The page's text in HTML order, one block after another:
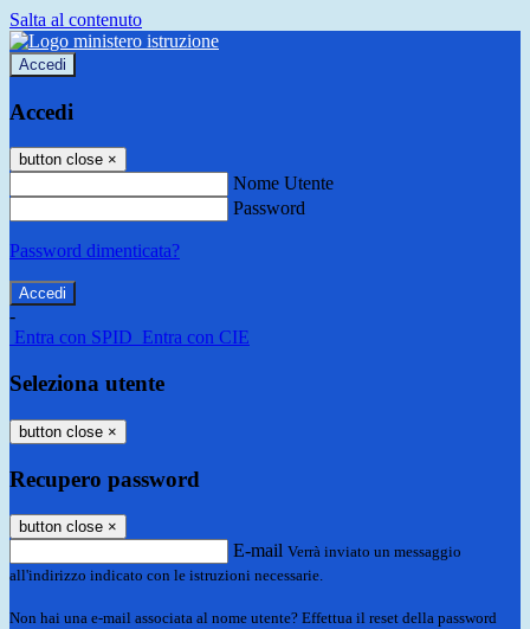
Salta al contenuto
Accedi
Accedi
button close ×
Nome Utente
Password
Password dimenticata?
-
Entra con SPID Entra con CIE
Seleziona utente
button close ×
Recupero password
button close ×
E-mail Verrà inviato un messaggio
all'indirizzo indicato con le istruzioni necessarie.
Non hai una e-mail associata al nome utente? Effettua il reset della password